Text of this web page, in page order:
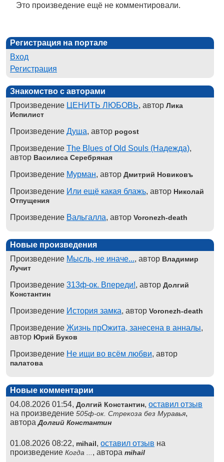
Это произведение ещё не комментировали.
Регистрация на портале
Вход
Регистрация
Знакомство с авторами
Произведение ЦЕНИТЬ ЛЮБОВЬ, автор Лика
Испилист
Произведение Душа, автор pogost
Произведение The Blues of Old Souls (Надежда),
автор Василиса Серебряная
Произведение Мурман, автор Дмитрий Новиковъ
Произведение Или ещё какая блажь, автор Николай
Отпущения
Произведение Вальгалла, автор Voronezh-death
Новые произведения
Произведение Мысль, не иначе..., автор Владимир
Лучит
Произведение 313ф-ок. Впереди!, автор Долгий
Константин
Произведение История замка, автор Voronezh-death
Произведение Жизнь прОжита, занесена в анналы,
автор Юрий Буков
Произведение Не ищи во всём любви, автор
палатова
Новые комментарии
04.08.2026 01:54, Долгий Константин, оставил отзыв
на произведение 505ф-ок. Стрекоза без Муравья,
автораДолгий Константин
01.08.2026 08:22, mihail, оставил отзыв на
произведение Когда ... , автора mihail